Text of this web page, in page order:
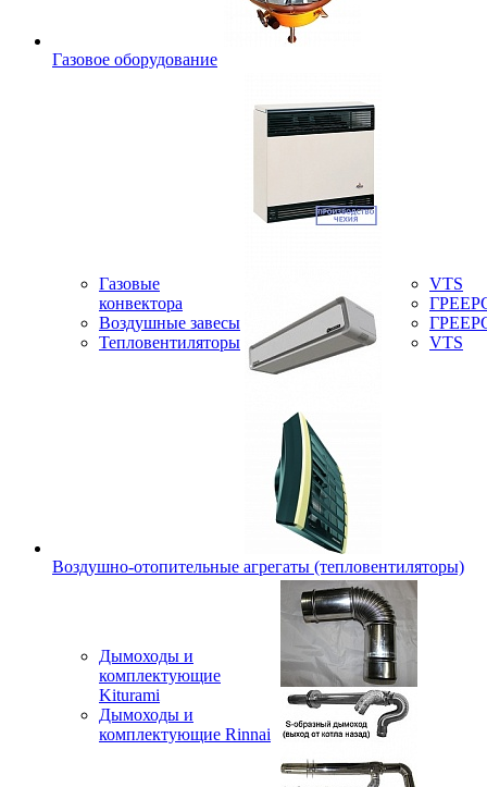
Газовое оборудование
Газовые
конвектора
Воздушные завесы
Тепловентиляторы
VTS
VTS
Воздушно-отопительные агрегаты (тепловентиляторы)
Дымоходы и
комплектующие
Kiturami
Дымоходы и
комплектующие Rinnai